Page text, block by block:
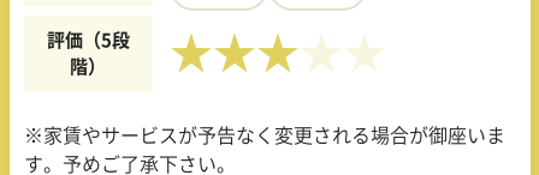
評価（5段
階）
★★★
※家賃やサービスが予告なく変更される場合が御座いま
す。予めご了承下さい。